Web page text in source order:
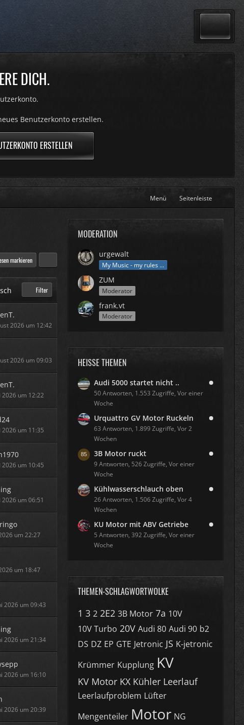
DICH.
Benutzerkonto erstellen.
ERSTELLEN
Menü Seitenleiste
markieren
Filter
2026 um 12:42
2026 um 09:03
2026 um 12:22
2026 um 11:35
2026 um 10:45
2026 um 06:51
um 22:27
um 18:47
2026 um 09:43
2026 um 21:34
2026 um 16:10
2026 um 20:39
MODERATION
urgewalt
My Music - my rules ...
ZUM
Moderator
frank.vt
Moderator
HEISSE THEMEN
Audi 5000 startet nicht ..
50 Antworten, 1.553 Zugriffe, Vor einer
Woche
Urquattro GV Motor Ruckeln
63 Antworten, 1.899 Zugriffe, Vor 2
Wochen
3B Motor ruckt
9 Antworten, 526 Zugriffe, Vor einer
Woche
Kühlwasserschlauch oben
26 Antworten, 1.506 Zugriffe, Vor 4
Wochen
KU Motor mit ABV Getriebe
5 Antworten, 392 Zugriffe, Vor einer
Woche
THEMEN-SCHLAGWORTWOLKE
1 3 2 2E2 3B Motor 7a 10V
10V Turbo 20V Audi 80 Audi 90 b2
DS DZ EP GTE Jetronic JS K-jetronic
Krümmer Kupplung KV
KV Motor KX Kühler Leerlauf
Leerlaufproblem Lüfter
Mengenteiler Motor NG